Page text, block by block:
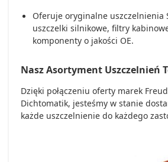
Oferuje oryginalne
uszczelki silnikowe, filtry
komponenty o jakości OE.
Nasz Asortyment Uszczelnień
Dzięki połączeniu oferty marek
Dichtomatik, jesteśmy w stanie
każde uszczelnienie do każdego